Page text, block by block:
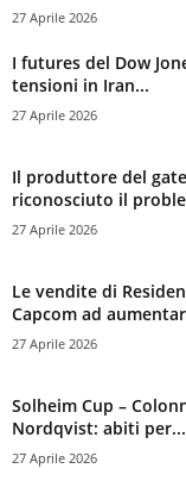
27 Aprile 2026
I futures del Dow
tensioni in Iran...
27 Aprile 2026
Il produttore del
riconosciuto il
27 Aprile 2026
Le vendite di
Capcom ad
27 Aprile 2026
Solheim Cup –
Nordqvist: abiti per...
27 Aprile 2026